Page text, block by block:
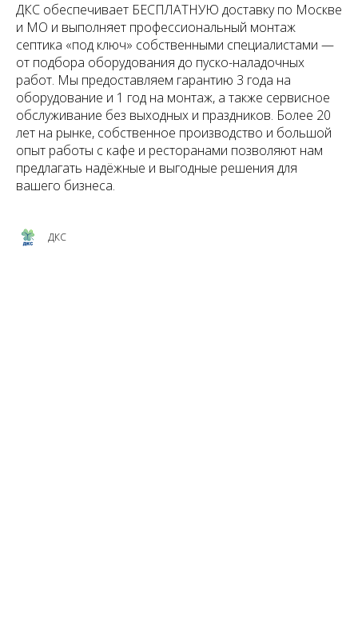
ДКС обеспечивает БЕСПЛАТНУЮ доставку по Москве
и МО и выполняет профессиональный монтаж
септика «под ключ» собственными специалистами —
от подбора оборудования до пуско-наладочных
работ. Мы предоставляем гарантию 3 года на
оборудование и 1 год на монтаж, а также сервисное
обслуживание без выходных и праздников. Более 20
лет на рынке, собственное производство и большой
опыт работы с кафе и ресторанами позволяют нам
предлагать надёжные и выгодные решения для
вашего бизнеса.
ДКС